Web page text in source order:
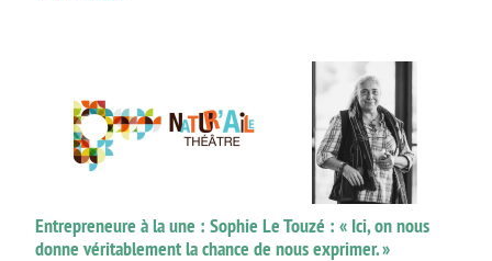
Entrepreneure à la une : Sophie Le Touzé : « Ici, on nous
donne véritablement la chance de nous exprimer. »